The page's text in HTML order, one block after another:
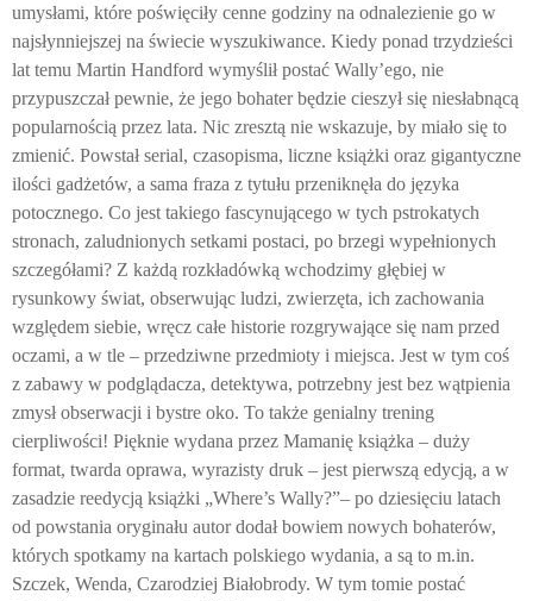
umysłami, które poświęciły cenne godziny na odnalezienie go w
najsłynniejszej na świecie wyszukiwance. Kiedy ponad trzydzieści
lat temu Martin Handford wymyślił postać Wally’ego, nie
przypuszczał pewnie, że jego bohater będzie cieszył się niesłabnącą
popularnością przez lata. Nic zresztą nie wskazuje, by miało się to
zmienić. Powstał serial, czasopisma, liczne książki oraz gigantyczne
ilości gadżetów, a sama fraza z tytułu przeniknęła do języka
potocznego. Co jest takiego fascynującego w tych pstrokatych
stronach, zaludnionych setkami postaci, po brzegi wypełnionych
szczegółami? Z każdą rozkładówką wchodzimy głębiej w
rysunkowy świat, obserwując ludzi, zwierzęta, ich zachowania
względem siebie, wręcz całe historie rozgrywające się nam przed
oczami, a w tle – przedziwne przedmioty i miejsca. Jest w tym coś
z zabawy w podglądacza, detektywa, potrzebny jest bez wątpienia
zmysł obserwacji i bystre oko. To także genialny trening
cierpliwości! Pięknie wydana przez Mamanię książka – duży
format, twarda oprawa, wyrazisty druk – jest pierwszą edycją, a w
zasadzie reedycją książki „Where’s Wally?”– po dziesięciu latach
od powstania oryginału autor dodał bowiem nowych bohaterów,
których spotkamy na kartach polskiego wydania, a są to m.in.
Szczek, Wenda, Czarodziej Białobrody. W tym tomie postać